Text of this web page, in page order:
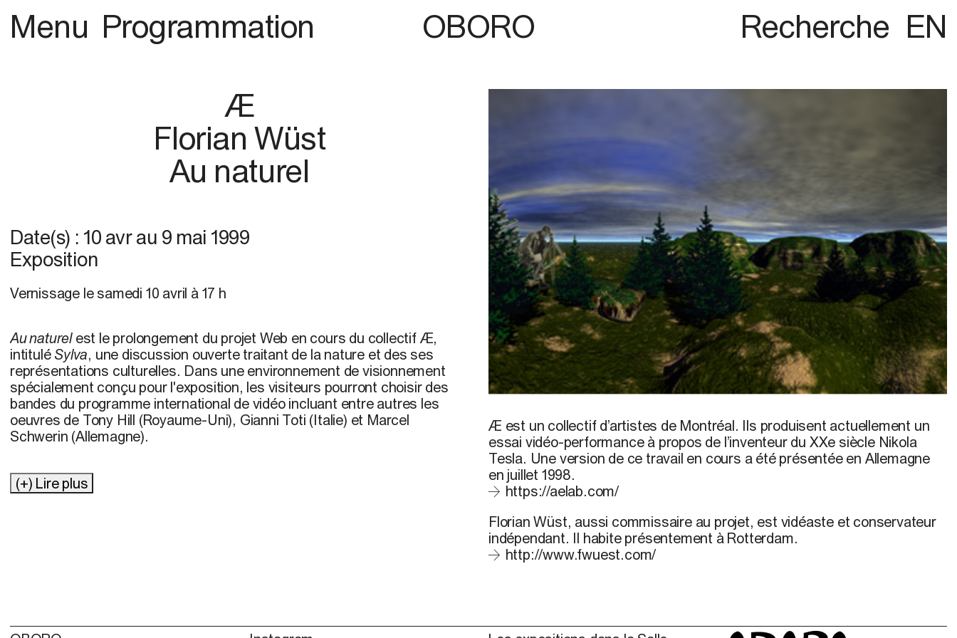
Menu Programmation OBORO Recherche EN
Æ
Florian Wüst
Au naturel
Date(s) : 10 avrau 9 mai 1999
Exposition
Vernissage le samedi 10 avril à 17 h
Au naturelest le prolongement du projet Web en cours du collectif Æ,
intitulé Sylva, une discussion ouverte traitant de la nature et des ses
représentations culturelles. Dans une environnement de visionnement
spécialement conçu pour l'exposition, les visiteurs pourront choisir des
bandes du programme international de vidéo incluant entre autres les
oeuvres de Tony Hill (Royaume-Uni), Gianni Toti (Italie) et Marcel
Schwerin (Allemagne).
(+) Lire plus
Æ est un collectif d’artistes de Montréal. Ils produisent actuellement un
essai vidéo-performance à propos de l’inventeur du XXe siècle Nikola
Tesla. Une version de ce travail en cours a été présentée en Allemagne
en juillet 1998.
https://aelab.com/
Florian Wüst, aussi commissaire au projet, est vidéaste et conservateur
indépendant. Il habite présentement à Rotterdam.
http://www.fwuest.com/